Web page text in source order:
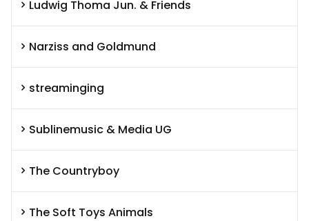
Ludwig Thoma Jun. & Friends
Narziss and Goldmund
streaminging
Sublinemusic & Media UG
The Countryboy
The Soft Toys Animals